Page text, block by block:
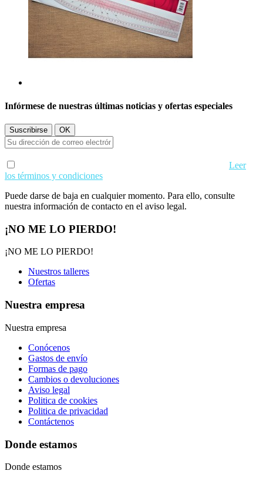
Infórmese de nuestras últimas noticias y ofertas especiales
Leer
los términos y condiciones
Puede darse de baja en cualquier momento. Para ello, consulte
nuestra información de contacto en el aviso legal.
¡NO ME LO PIERDO!
¡NO ME LO PIERDO!
Nuestros talleres
Ofertas
Nuestra empresa
Nuestra empresa
Conócenos
Gastos de envío
Formas de pago
Cambios o devoluciones
Aviso legal
Politica de cookies
Politica de privacidad
Contáctenos
Donde estamos
Donde estamos